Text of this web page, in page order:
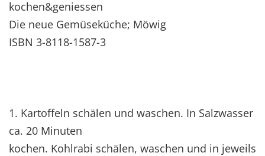
kochen&geniessen
Die neue Gemüseküche; Möwig
ISBN 3-8118-1587-3
1. Kartoffeln schälen und waschen. In Salzwasser
ca. 20 Minuten
kochen. Kohlrabi schälen, waschen und in jeweils